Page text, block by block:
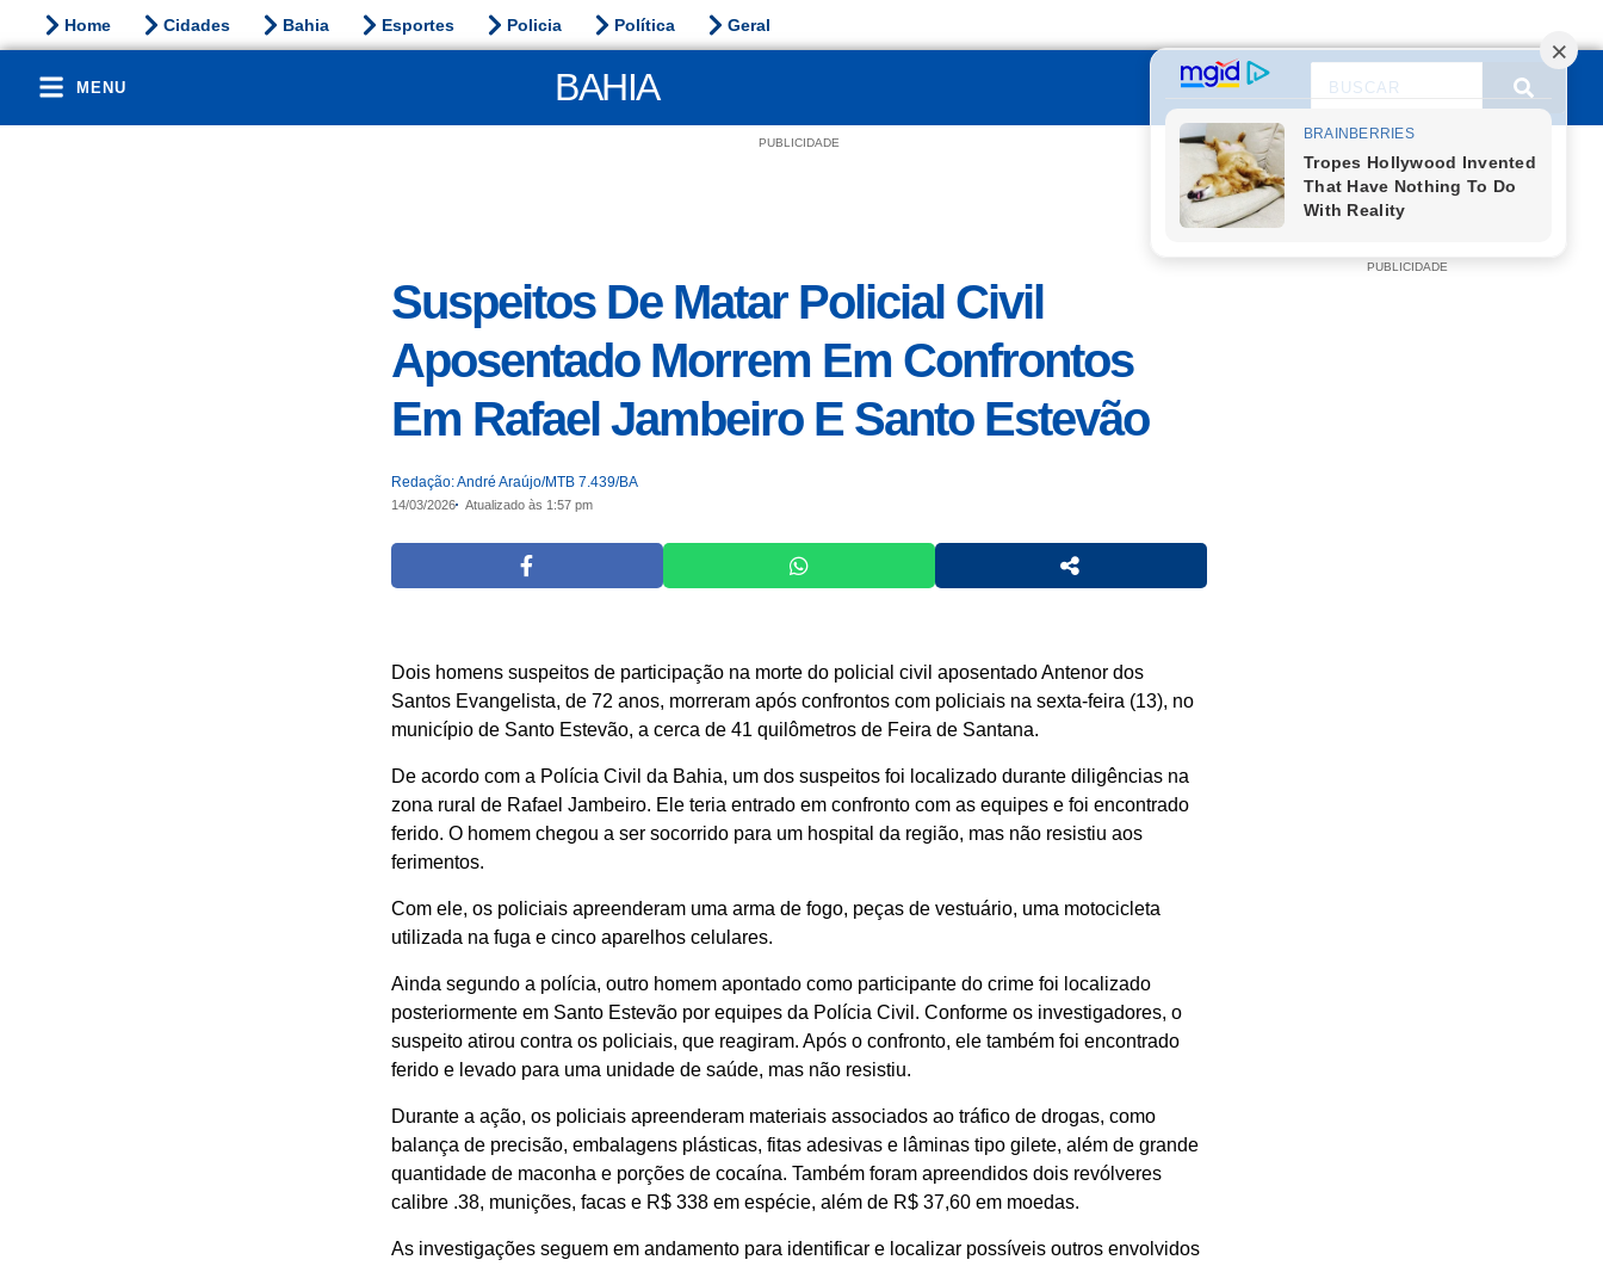
Home Cidades Bahia Esportes Policia Política Geral
MENU BAHIA
PUBLICIDADE
Suspeitos De Matar Policial Civil
Aposentado Morrem Em Confrontos
Em Rafael Jambeiro E Santo Estevão
Redação: André Araújo/MTB 7.439/BA
14/03/2026 Atualizado às 1:57 pm
Dois homens suspeitos de participação na morte do policial civil aposentado Antenor dos
Santos Evangelista, de 72 anos, morreram após confrontos com policiais na sexta-feira (13), no
município de Santo Estevão, a cerca de 41 quilômetros de Feira de Santana.
De acordo com a Polícia Civil da Bahia, um dos suspeitos foi localizado durante diligências na
zona rural de Rafael Jambeiro. Ele teria entrado em confronto com as equipes e foi encontrado
ferido. O homem chegou a ser socorrido para um hospital da região, mas não resistiu aos
ferimentos.
Com ele, os policiais apreenderam uma arma de fogo, peças de vestuário, uma motocicleta
utilizada na fuga e cinco aparelhos celulares.
Ainda segundo a polícia, outro homem apontado como participante do crime foi localizado
posteriormente em Santo Estevão por equipes da Polícia Civil. Conforme os investigadores, o
suspeito atirou contra os policiais, que reagiram. Após o confronto, ele também foi encontrado
ferido e levado para uma unidade de saúde, mas não resistiu.
Durante a ação, os policiais apreenderam materiais associados ao tráfico de drogas, como
balança de precisão, embalagens plásticas, fitas adesivas e lâminas tipo gilete, além de grande
quantidade de maconha e porções de cocaína. Também foram apreendidos dois revólveres
calibre .38, munições, facas e R$ 338 em espécie, além de R$ 37,60 em moedas.
As investigações seguem em andamento para identificar e localizar possíveis outros envolvidos
PUBLICIDADE